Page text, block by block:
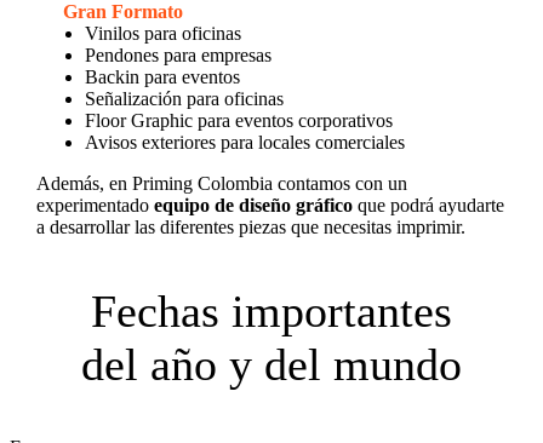
Gran Formato
Vinilos para oficinas
Pendones para empresas
Backin para eventos
Señalización para oficinas
Floor Graphic para eventos corporativos
Avisos exteriores para locales comerciales
Además, en Priming Colombia contamos con un
experimentado equipo de diseño gráficoque podrá ayudarte
a desarrollar las diferentes piezas que necesitas imprimir.
Fechas importantes
del año y del mundo